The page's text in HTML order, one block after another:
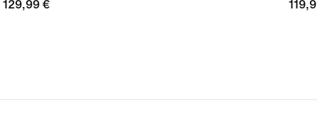
129,99
129,99 €